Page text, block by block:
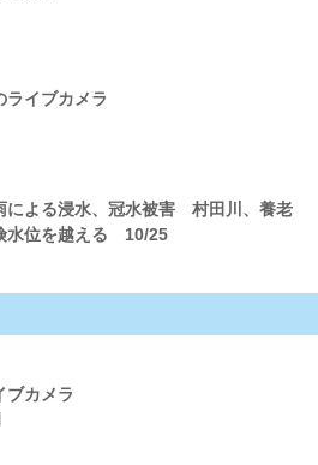
ライブカメラ
による浸水、冠水被害 村田川、養老
水位を越える 10/25
ブカメラ